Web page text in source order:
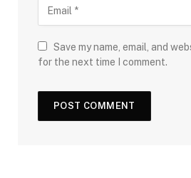
Save my name, email, and
for the next time I comment.